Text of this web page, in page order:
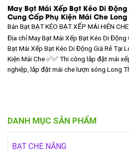
DANH MỤC SẢN PHẨM
BẠT CHE NẮNG
May Bạt Mái Xếp Bạt Kéo Di
Cung Cấp Phụ Kiện Mái Che Long
Bán BạtBẠT KÉO BẠT XẾP MÁI HIÊN CHE
Địa chỉ May Bạt Mái Xếp Bạt Kéo Di Động
Bạt Mái Xếp Bạt Kéo Di Động Giá Rẻ Tại
Kiện Mái Che ✅✅ Thi công lắp đặt mái
nghiệp, lắp đặt mái che lượn sóng Long